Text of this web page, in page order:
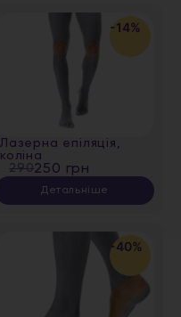
Лазерна епіляція,
коліна
290250 грн
Детальніше
-14%
-40%